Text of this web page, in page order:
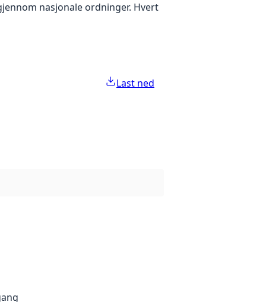
nasjonale ordninger. Hvert
Last ned